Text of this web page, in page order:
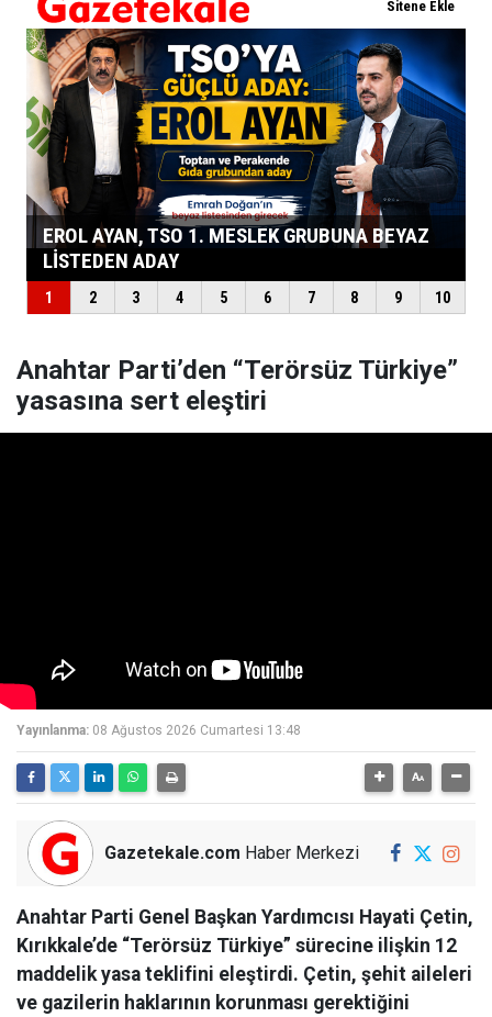
Anahtar Parti’den “Terörsüz Türkiye”
yasasına sert eleştiri
Yayınlanma: 08 Ağustos 2026 Cumartesi 13:48
Gazetekale.com Haber Merkezi
Anahtar Parti Genel Başkan Yardımcısı Hayati Çetin,
Kırıkkale’de “Terörsüz Türkiye” sürecine ilişkin 12
maddelik yasa teklifini eleştirdi. Çetin, şehit aileleri
ve gazilerin haklarının korunması gerektiğini